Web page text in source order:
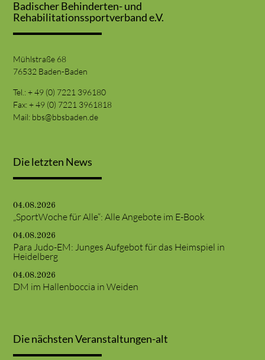
Badischer Behinderten- und
Rehabilitationssportverband e.V.
Mühlstraße 68
76532 Baden-Baden
Tel.: + 49 (0) 7221 396180
Fax: + 49 (0) 7221 3961818
Mail: bbs@bbsbaden.de
Die letzten News
04.08.2026
„SportWoche für Alle“: Alle Angebote im E-Book
04.08.2026
Para Judo-EM: Junges Aufgebot für das Heimspiel in
Heidelberg
04.08.2026
DM im Hallenboccia in Weiden
Die nächsten Veranstaltungen-alt